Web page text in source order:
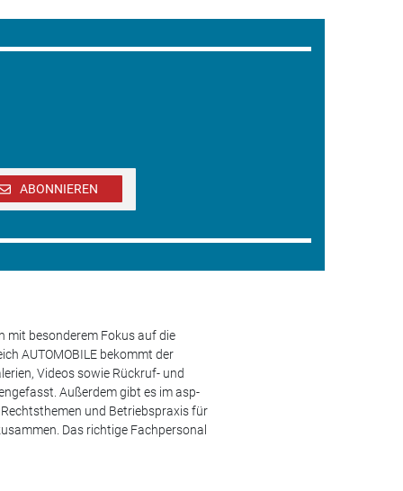
ABONNIEREN
mit besonderem Fokus auf die
AUTOMOBILE bekommt der
Videos sowie Rückruf- und
Außerdem gibt es im asp-
und Betriebspraxis für
Das richtige Fachpersonal